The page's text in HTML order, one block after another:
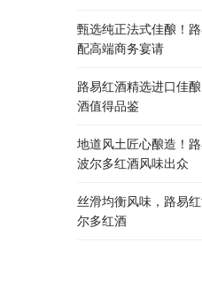
甄选纯正法式佳酿！
配高端商务宴请
路易红酒精选进口佳
酒值得品鉴
地道风土匠心酿造！
波尔多红酒风味出众
丝滑均衡风味，路易
尔多红酒